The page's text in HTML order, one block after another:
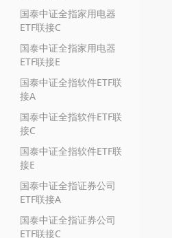
国泰中证全指家用电器
ETF联接C
国泰中证全指家用电器
ETF联接E
国泰中证全指软件ETF联
接A
国泰中证全指软件ETF联
接C
国泰中证全指软件ETF联
接E
国泰中证全指证券公司
ETF联接A
国泰中证全指证券公司
ETF联接C